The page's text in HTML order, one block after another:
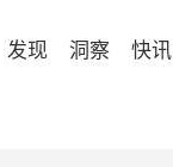
发现 洞察 快讯